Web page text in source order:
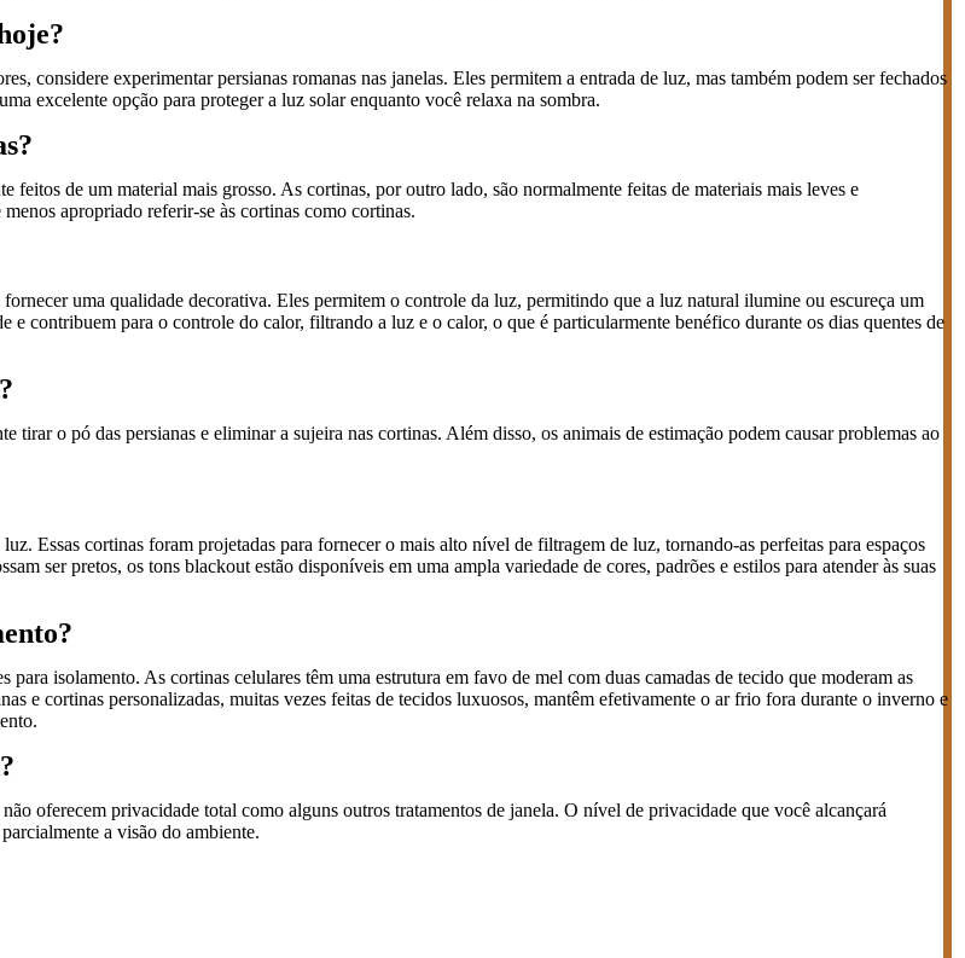
considere experimentar persianas romanas nas janelas. Eles permitem a entrada de luz, mas também podem ser fechados
excelente opção para proteger a luz solar enquanto você relaxa na sombra.
de um material mais grosso. As cortinas, por outro lado, são normalmente feitas de materiais mais leves e
apropriado referir-se às cortinas como cortinas.
uma qualidade decorativa. Eles permitem o controle da luz, permitindo que a luz natural ilumine ou escureça um
e contribuem para o controle do calor, filtrando a luz e o calor, o que é particularmente benéfico durante os dias quentes de
tirar o pó das persianas e eliminar a sujeira nas cortinas. Além disso, os animais de estimação podem causar problemas ao
Essas cortinas foram projetadas para fornecer o mais alto nível de filtragem de luz, tornando-as perfeitas para espaços
ser pretos, os tons blackout estão disponíveis em uma ampla variedade de cores, padrões e estilos para atender às suas
para isolamento. As cortinas celulares têm uma estrutura em favo de mel com duas camadas de tecido que moderam as
e cortinas personalizadas, muitas vezes feitas de tecidos luxuosos, mantêm efetivamente o ar frio fora durante o inverno e
oferecem privacidade total como alguns outros tratamentos de janela. O nível de privacidade que você alcançará
a visão do ambiente.